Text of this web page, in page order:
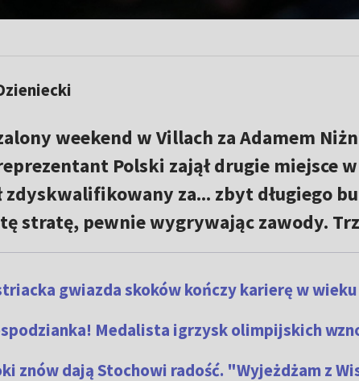
weekend w Villach za Adamem
Polski zajął drugie miejsce
zdyskwalifikowany za... zbyt długiego
stratę, pewnie wygrywając zawody.
gwiazda skoków kończy karierę w
Medalista igrzysk olimpijskich
znów dają Stochowi radość. "Wyjeżdżam z